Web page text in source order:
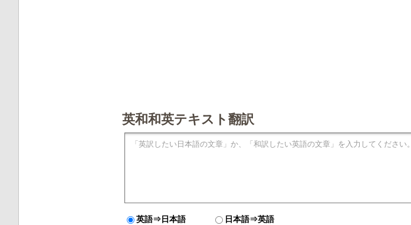
英和和英テキスト翻訳
英語⇒日本語 日本語⇒英語